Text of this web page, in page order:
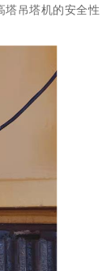
塔吊塔机的安全性